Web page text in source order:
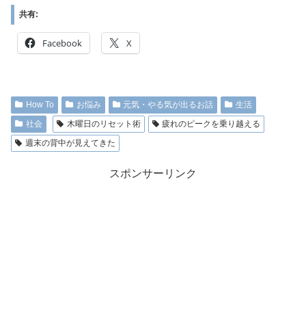
共有:
Facebook X
How To お悩み 元気・やる気が出るお話
生活
社会
木曜日のリセット術
疲れのピークを乗り越える
週末の背中が見えてきた
スポンサーリンク